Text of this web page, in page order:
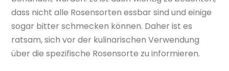
dass nicht alle Rosensorten essbar sind und einige
sogar bitter schmecken können. Daher ist es
ratsam, sich vor der kulinarischen Verwendung
über die spezifische Rosensorte zu informieren.